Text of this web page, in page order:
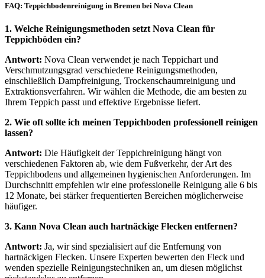
FAQ: Teppichbodenreinigung in Bremen bei Nova Clean
1. Welche Reinigungsmethoden setzt Nova Clean für
Teppichböden ein?
Antwort: Nova Clean verwendet je nach Teppichart und
Verschmutzungsgrad verschiedene Reinigungsmethoden,
einschließlich Dampfreinigung, Trockenschaumreinigung und
Extraktionsverfahren. Wir wählen die Methode, die am besten zu
Ihrem Teppich passt und effektive Ergebnisse liefert.
2. Wie oft sollte ich meinen Teppichboden professionell reinigen
lassen?
Antwort: Die Häufigkeit der Teppichreinigung hängt von
verschiedenen Faktoren ab, wie dem Fußverkehr, der Art des
Teppichbodens und allgemeinen hygienischen Anforderungen. Im
Durchschnitt empfehlen wir eine professionelle Reinigung alle 6 bis
12 Monate, bei stärker frequentierten Bereichen möglicherweise
häufiger.
3. Kann Nova Clean auch hartnäckige Flecken entfernen?
Antwort: Ja, wir sind spezialisiert auf die Entfernung von
hartnäckigen Flecken. Unsere Experten bewerten den Fleck und
wenden spezielle Reinigungstechniken an, um diesen möglichst